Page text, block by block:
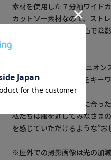
素材を使用した７分袖ワイドカ
カットソー素材なので、スト
単色ながら編み柄の凹凸で陰
【UNION STATION/ ユニオン
「さりげない上品さ」をキー
テムを展開。
肩ひじを張らずに自分に合っ
私たちは服を通してみなさま
を感じていただけるような”お
※屋外での撮影画像は光の加